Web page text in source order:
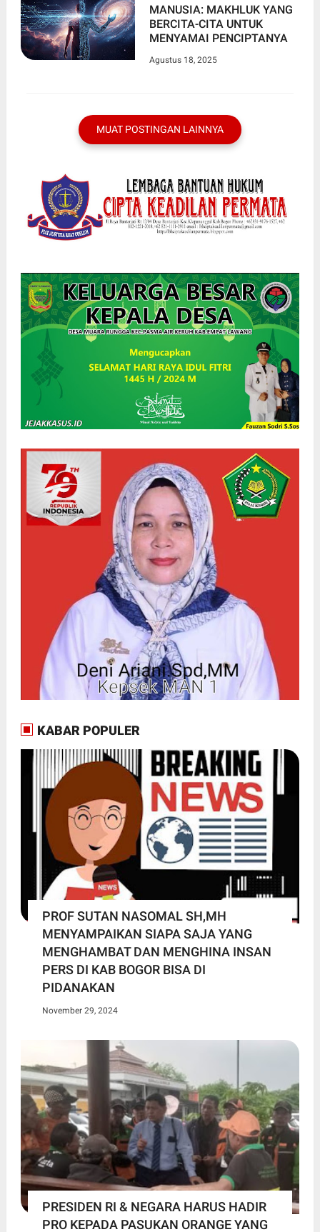
MANUSIA: MAKHLUK YANG
BERCITA-CITA UNTUK
MENYAMAI PENCIPTANYA
Agustus 18, 2025
MUAT POSTINGAN LAINNYA
KABAR POPULER
PROF SUTAN NASOMAL SH,MH
MENYAMPAIKAN SIAPA SAJA YANG
MENGHAMBAT DAN MENGHINA INSAN
PERS DI KAB BOGOR BISA DI
PIDANAKAN
November 29, 2024
PRESIDEN RI & NEGARA HARUS HADIR
PRO KEPADA PASUKAN ORANGE YANG